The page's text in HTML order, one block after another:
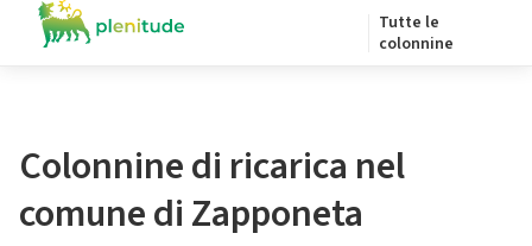
Tutte le
colonnine
Colonnine di ricarica nel
comune di Zapponeta